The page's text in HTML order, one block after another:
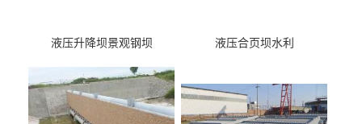
液压升降坝景观钢坝 液压合页坝水利